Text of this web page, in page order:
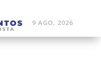
9 AGO, 2026